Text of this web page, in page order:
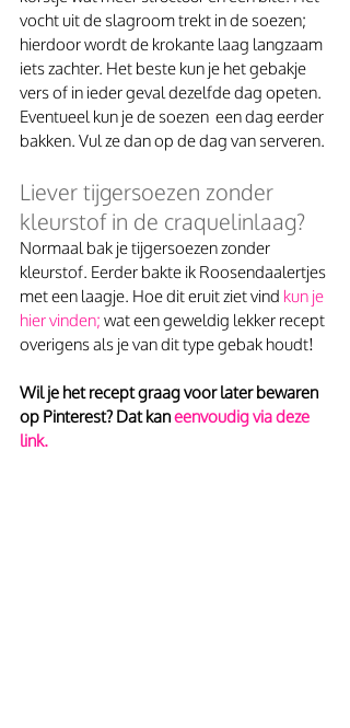
vocht uit de slagroom trekt in de soezen;
hierdoor wordt de krokante laag langzaam
iets zachter. Het beste kun je het gebakje
vers of in ieder geval dezelfde dag opeten.
Eventueel kun je de soezen  een dag eerder
bakken. Vul ze dan op de dag van serveren.
Liever tijgersoezen zonder
kleurstof in de craquelinlaag?
Normaal bak je tijgersoezen zonder
kleurstof. Eerder bakte ik Roosendaalertjes
met een laagje. Hoe dit eruit ziet vind kun je
hier vinden; wat een geweldig lekker recept
overigens als je van dit type gebak houdt!
Wil je het recept graag voor later bewaren
op Pinterest? Dat kan eenvoudig via deze
link.